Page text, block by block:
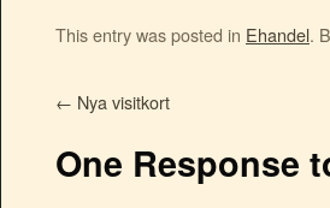
This entry was posted in Ehandel.
← Nya visitkort
One Response